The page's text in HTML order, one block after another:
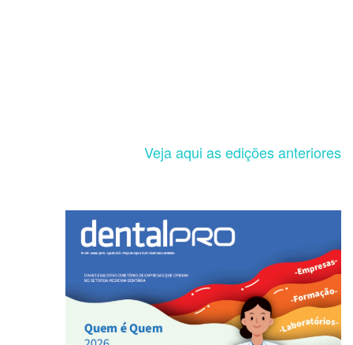
Veja aqui as edições anteriores